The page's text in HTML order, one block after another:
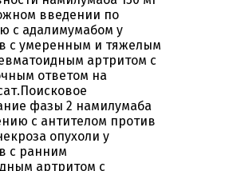
введении по
с адалимумабом у
с умеренным и тяжелым
артритом с
ответом на
фазы 2 намилумаба
с антителом против
опухоли у
с ранним
артритом с